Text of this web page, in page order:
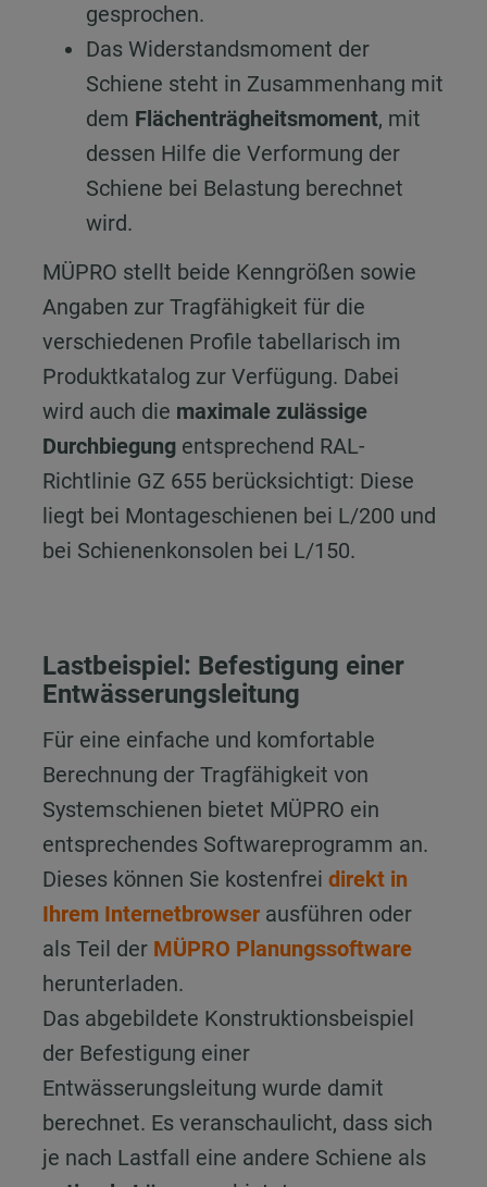
gesprochen.
Das Widerstandsmoment der
Schiene steht in Zusammenhang mit
dem Flächenträgheitsmoment, mit
dessen Hilfe die Verformung der
Schiene bei Belastung berechnet
wird.
MÜPRO stellt beide Kenngrößen sowie
Angaben zur Tragfähigkeit für die
verschiedenen Profile tabellarisch im
Produktkatalog zur Verfügung. Dabei
wird auch die maximale zulässige
Durchbiegung entsprechend RAL-
Richtlinie GZ 655 berücksichtigt: Diese
liegt bei Montageschienen bei L/200 und
bei Schienenkonsolen bei L/150.
Lastbeispiel: Befestigung einer
Entwässerungsleitung
Für eine einfache und komfortable
Berechnung der Tragfähigkeit von
Systemschienen bietet MÜPRO ein
entsprechendes Softwareprogramm an.
Dieses können Sie kostenfrei direkt in
Ihrem Internetbrowser ausführen oder
als Teil der MÜPRO Planungssoftware
herunterladen.
Das abgebildete Konstruktionsbeispiel
der Befestigung einer
Entwässerungsleitung wurde damit
berechnet. Es veranschaulicht, dass sich
je nach Lastfall eine andere Schiene als